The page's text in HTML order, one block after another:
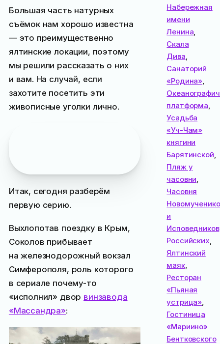
Большая часть натурных
съёмок нам хорошо известна
— это преимущественно
ялтинские локации, поэтому
мы решили рассказать о них
и вам. На случай, если
захотите посетить эти
живописные уголки лично.
Итак, сегодня разберём
первую серию.
Выхлопотав поездку в Крым,
Соколов прибывает
на железнодорожный вокзал
Симферополя, роль которого
в сериале почему-то
«исполнил» двор винзавода
«Массандра»:
Набережная
имени
Ленина,
Скала
Дива,
Санаторий
«Родина»,
платформа,
Усадьба
«Уч-Чам»
княгини
Барятинской,
Пляж у
часовни,
Часовня
и
Исповедников
Российских,
Ялтинский
маяк,
Ресторан
«Пьяная
устрица»,
Гостиница
«Мариино»
Бентковского